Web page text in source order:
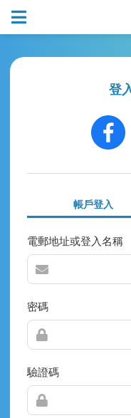
登
帳戶登入
電郵地址或登入名稱
密碼
驗證碼